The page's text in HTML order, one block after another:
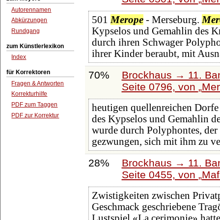
Autorennamen
Abkürzungen
Rundgang
zum Künstlerlexikon
Index
für Korrektoren
Fragen & Antworten
Korrekturhilfe
PDF zum Taggen
PDF zur Korrektur
501 Merope- Merseburg.
Kypselos und Gemahlin des
durch ihren Schwager
ihrer Kinder beraubt, mit
70%
Brockhaus → 11.
Seite 0796, von
heutigen quellenreichen
des Kypselos und Gemahlin
wurde durch Polyphontes,
gezwungen, sich mit ihm zu
28%
Brockhaus → 11.
Seite 0455, von
Zwistigkeiten zwischen
Geschmack geschriebene